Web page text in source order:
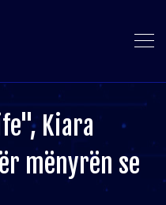
Kiara
mënyrën se